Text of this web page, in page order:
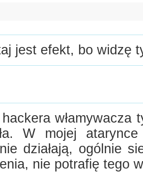
jest efekt, bo widzę
W mojej
działają, ogólnie
nie potrafię tego